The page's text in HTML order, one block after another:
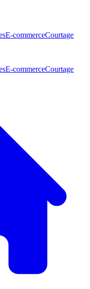
E-commerceCourtage
E-commerceCourtage